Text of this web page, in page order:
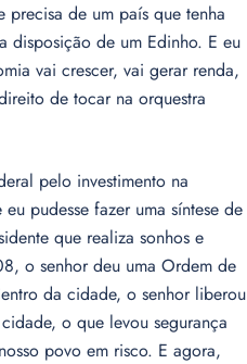
de um país que tenha
disposição de um Edinho. E eu
vai crescer, vai gerar renda,
de tocar na orquestra
pelo investimento na
pudesse fazer uma síntese de
que realiza sonhos e
o senhor deu uma Ordem de
da cidade, o senhor liberou
o que levou segurança
povo em risco. E agora,